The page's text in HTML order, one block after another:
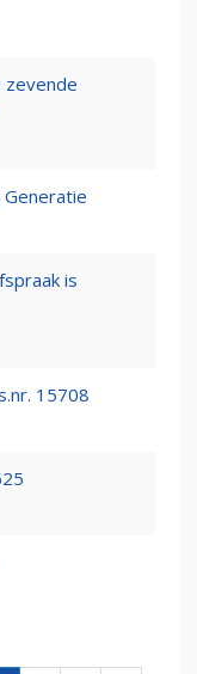
zevende
Generatie
is
15708